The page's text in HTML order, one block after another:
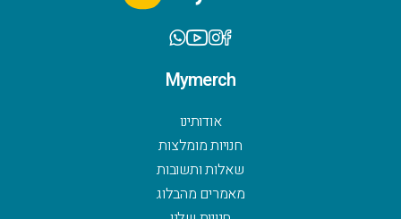
Mymerch
אודותינו
חנויות מומלצות
שאלות ותשובות
מאמרים מהבלוג